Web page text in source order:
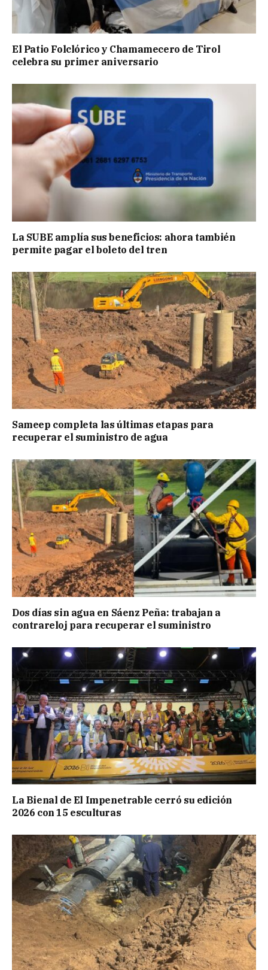
El Patio Folclórico y Chamamecero de Tirol
celebra su primer aniversario
La SUBE amplía sus beneficios: ahora también
permite pagar el boleto del tren
Sameep completa las últimas etapas para
recuperar el suministro de agua
Dos días sin agua en Sáenz Peña: trabajan a
contrareloj para recuperar el suministro
La Bienal de El Impenetrable cerró su edición
2026 con 15 esculturas